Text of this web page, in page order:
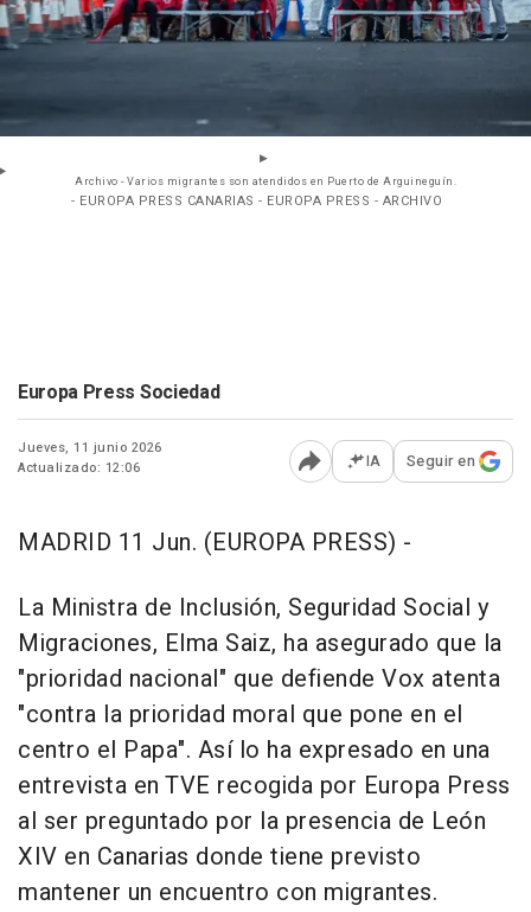
Archivo - Varios migrantes son atendidos en Puerto de Arguineguín.
- EUROPA PRESS CANARIAS - EUROPA PRESS - ARCHIVO
Europa Press Sociedad
Jueves, 11 junio 2026
Actualizado: 12:06
Abrir opciones para
IA Seguir en
MADRID 11 Jun. (EUROPA PRESS) -
La Ministra de Inclusión, Seguridad Social y
Migraciones, Elma Saiz, ha asegurado que la
"prioridad nacional" que defiende Vox atenta
"contra la prioridad moral que pone en el
centro el Papa". Así lo ha expresado en una
entrevista en TVE recogida por Europa Press
al ser preguntado por la presencia de León
XIV en Canarias donde tiene previsto
mantener un encuentro con migrantes.